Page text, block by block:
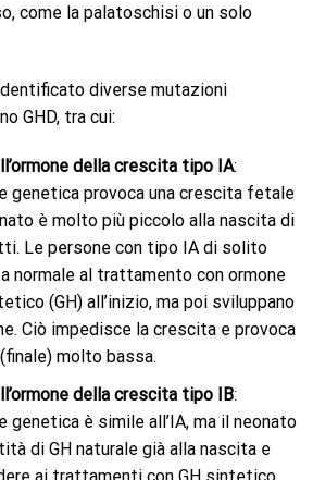
come la palatoschisi o un solo
diverse mutazioni
GHD, tra cui:
della crescita tipo IA:
genetica provoca una crescita fetale
è molto più piccolo alla nascita di
Le persone con tipo IA di solito
normale al trattamento con ormone
(GH) all’inizio, ma poi sviluppano
Ciò impedisce la crescita e provoca
molto bassa.
della crescita tipo IB:
genetica è simile all’IA, ma il neonato
di GH naturale già alla nascita e